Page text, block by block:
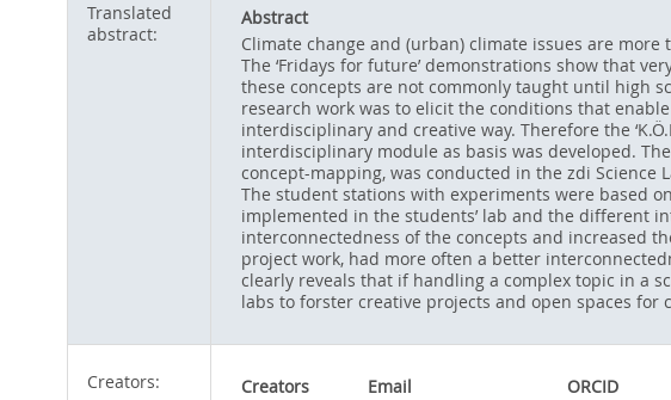
Translated
abstract:
Abstract
Climate change and (urban) climate issues are
The ‘Fridays for future’ demonstrations show that
these concepts are not commonly taught until high
research work was to elicit the conditions that
interdisciplinary and creative way. Therefore the
interdisciplinary module as basis was developed.
concept-mapping, was conducted in the zdi
The student stations with experiments were based
implemented in the students’ lab and the different
interconnectedness of the concepts and increased
project work, had more often a better
clearly reveals that if handling a complex topic in a
labs to forster creative projects and open spaces
Creators: Creators Email ORCID